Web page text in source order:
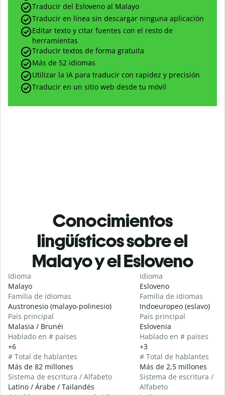
Traducir del Esloveno al Malayo
Traducir en línea sin descargar ninguna aplicación
Editar texto y citar fuentes con el resto de
herramientas
Traducir textos de forma gratuita
Más de 52 idiomas
Utilizar la IA para traducir con rapidez y precisión
Traducir en un sitio web desde tu móvil
Conocimientos
lingüísticos sobre el
Malayo y el Esloveno
Idioma
Malayo
Familia de idiomas
Austronesio (malayo-polinesio)
País principal
Malasia / Brunéi
Hablado en # países
+6
# Total de hablantes
Más de 82 millones
Sistema de escritura / Alfabeto
Latino / Árabe / Tailandés
Idioma
Esloveno
Familia de idiomas
Indoeuropeo (eslavo)
País principal
Eslovenia
Hablado en # países
+3
# Total de hablantes
Más de 2,5 millones
Sistema de escritura /
Alfabeto